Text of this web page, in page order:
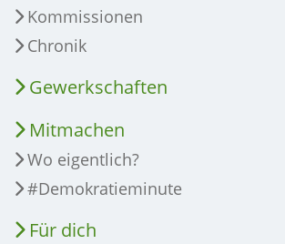
Kommissionen
Chronik
Gewerkschaften
Mitmachen
Wo eigentlich?
#Demokratieminute
Für dich